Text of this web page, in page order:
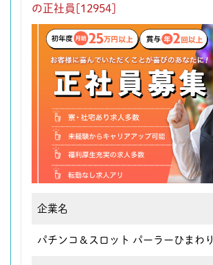
の正社員[12954]
企業名
パチンコ＆スロット パーラーひまわり